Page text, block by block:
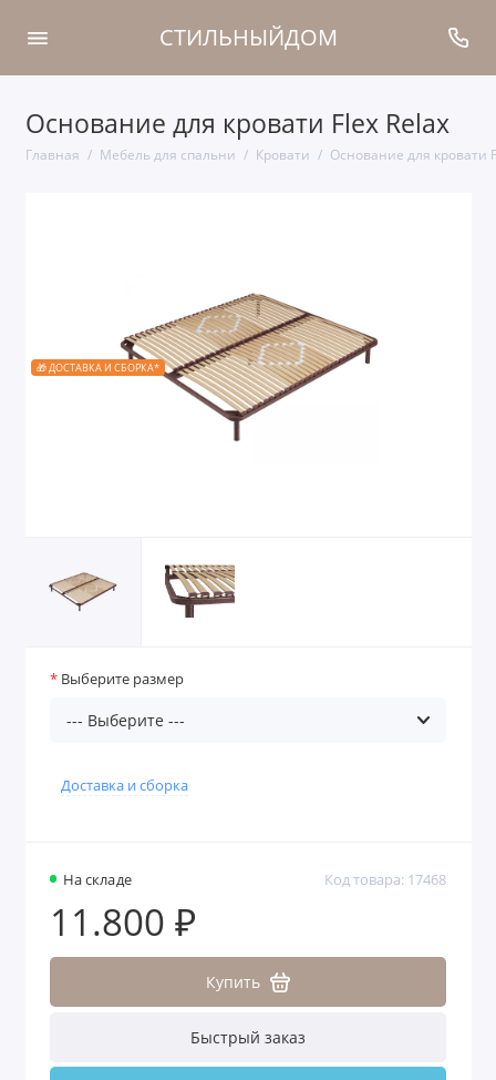
СТИЛЬНЫЙДОМ
Основание для кровати Flex Relax
Главная Мебель для спальни Кровати Основание для кровати
🎁 ДОСТАВКА И СБОРКА*
На складе Код товара: 17468
11.800 ₽
Купить
Быстрый заказ
Выберите размер
Доставка и сборка